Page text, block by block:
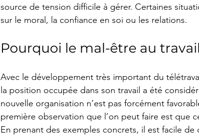
source de tension difficile à gérer. Certaines
sur le moral, la confiance en soi ou les relations.
Pourquoi le mal-être au
Avec le développement très important du
la position occupée dans son travail a été
nouvelle organisation n’est pas forcément
première observation que l’on peut faire est que
En prenant des exemples concrets, il est facile